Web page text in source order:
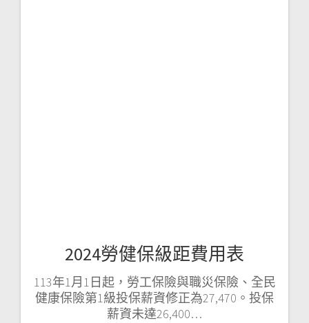
2024勞健保級距費用表
113年1月1日起，勞工保險與職災保險、全民
健康保險第1級投保薪資修正為27,470。投保
薪資未達26,400…